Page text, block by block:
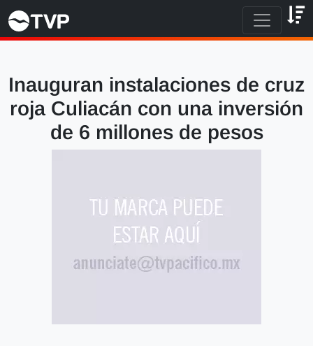
Inauguran instalaciones de cruz
roja Culiacán con una inversión
de 6 millones de pesos